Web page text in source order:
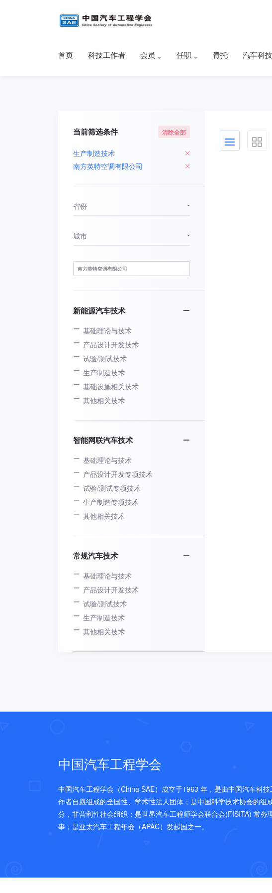
首页 科技工作者 会员 任职 青托 汽车科
当前筛选条件 清除全部
生产制造技术
南方英特空调有限公司
省份
城市
新能源汽车技术
基础理论与技术
产品设计开发技术
试验/测试技术
生产制造技术
基础设施相关技术
其他相关技术
智能网联汽车技术
基础理论与技术
产品设计开发专项技术
试验/测试专项技术
生产制造专项技术
其他相关技术
常规汽车技术
基础理论与技术
产品设计开发技术
试验/测试技术
生产制造技术
其他相关技术
中国汽车工程学会
中国汽车工程学会（China SAE）成立于1963 年，是由中国汽车科技
作者自愿组成的全国性、学术性法人团体；是中国科学技术协会的组
分，非营利性社会组织；是世界汽车工程师学会联合会(FISITA) 常务
事；是亚太汽车工程年会（APAC）发起国之一。